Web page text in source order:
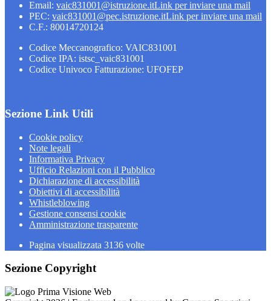
Email: vaic831001@istruzione.itLink per inviare una mail
PEC: vaic831001@pec.istruzione.itLink per inviare una mail
C.F.: 80014720124
Codice Meccanografico: VAIC831001
Codice IPA: istsc_vaic831001
Codice Univoco Fatturazione: UFOFEP
Sezione Link Utili
Cookie policy
Note legali
Informativa Privacy
Ufficio Relazioni con il Pubblico
Dichiarazione di accessibilità
Obiettivi di accessibilità
Whistleblowing
Gestione consensi cookie
Amministrazione trasparente
Pagina visualizzata 3136 volte
Sezione Copyright